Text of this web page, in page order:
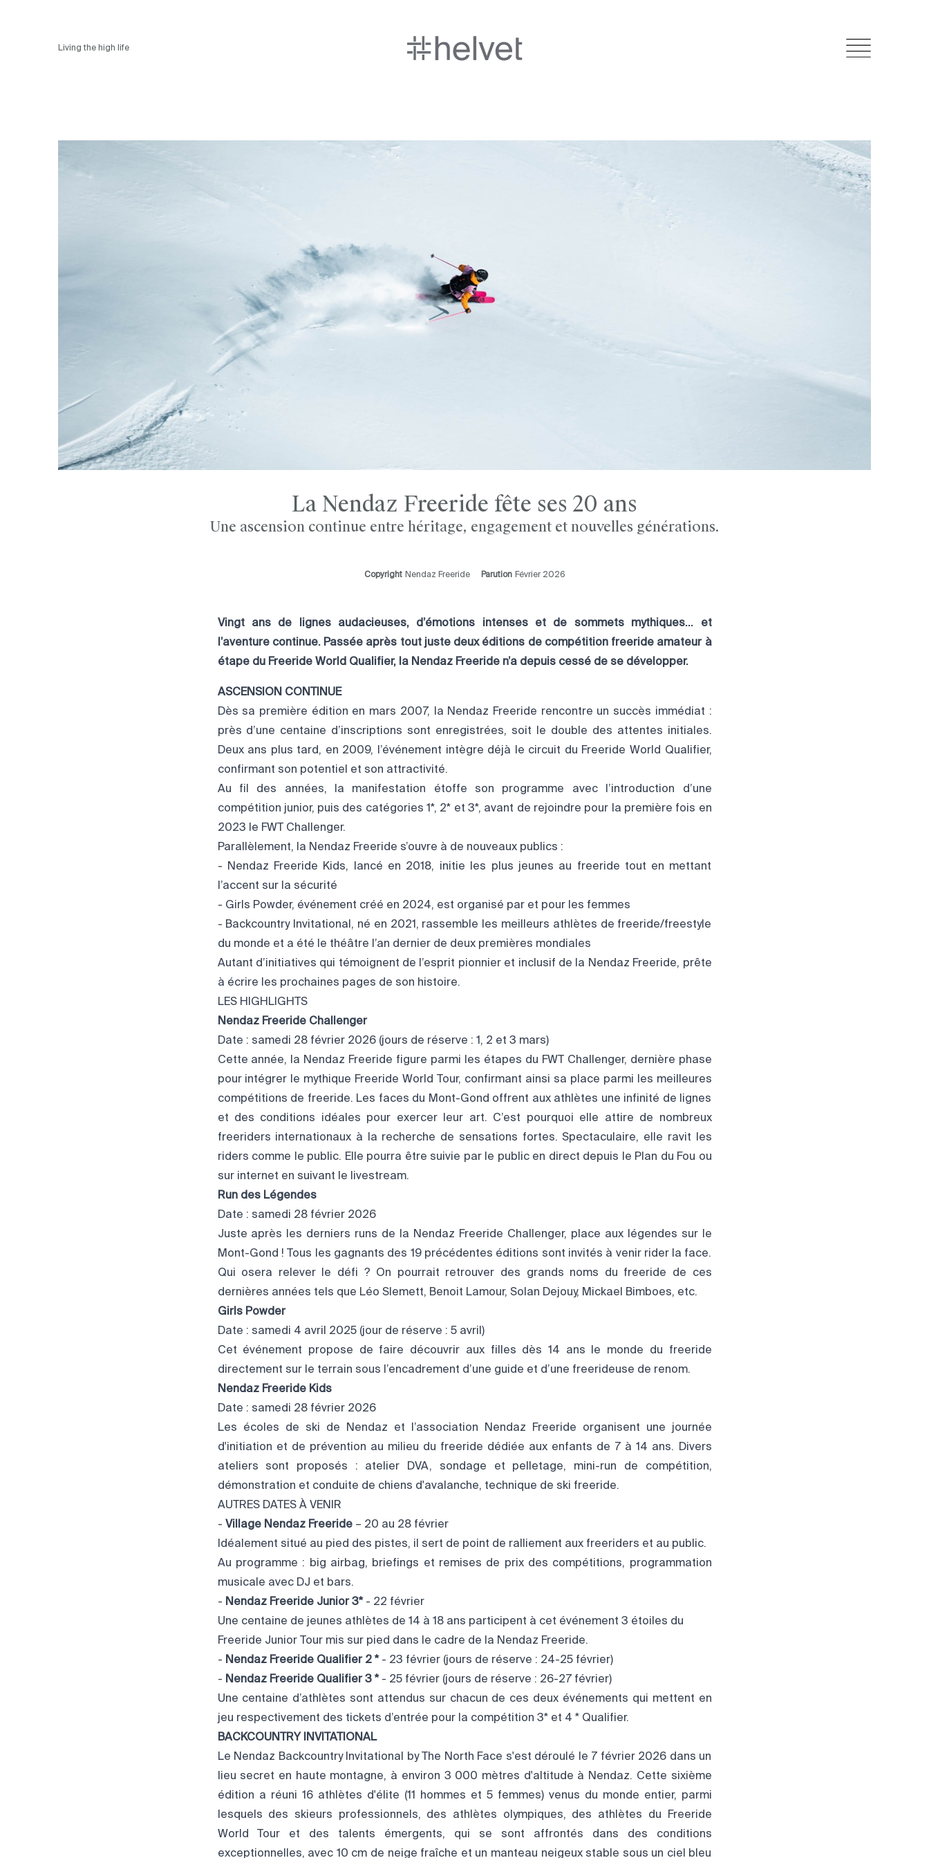
Living the high life
La Nendaz Freeride fête ses 20 ans
Une ascension continue entre héritage, engagement et nouvelles générations.
Copyright Nendaz Freeride Parution Février 2026
Vingt ans de lignes audacieuses, d’émotions intenses et de sommets mythiques… et
l’aventure continue. Passée après tout juste deux éditions de compétition freeride amateur à
étape du Freeride World Qualifier, la Nendaz Freeride n’a depuis cessé de se développer.
ASCENSION CONTINUE
Dès sa première édition en mars 2007, la Nendaz Freeride rencontre un succès immédiat :
près d’une centaine d’inscriptions sont enregistrées, soit le double des attentes initiales.
Deux ans plus tard, en 2009, l’événement intègre déjà le circuit du Freeride World Qualifier,
confirmant son potentiel et son attractivité.
Au fil des années, la manifestation étoffe son programme avec l’introduction d’une
compétition junior, puis des catégories 1*, 2* et 3*, avant de rejoindre pour la première fois en
2023 le FWT Challenger.
Parallèlement, la Nendaz Freeride s’ouvre à de nouveaux publics :
- Nendaz Freeride Kids, lancé en 2018, initie les plus jeunes au freeride tout en mettant
l’accent sur la sécurité
- Girls Powder, événement créé en 2024, est organisé par et pour les femmes
- Backcountry Invitational, né en 2021, rassemble les meilleurs athlètes de freeride/freestyle
du monde et a été le théâtre l’an dernier de deux premières mondiales
Autant d’initiatives qui témoignent de l’esprit pionnier et inclusif de la Nendaz Freeride, prête
à écrire les prochaines pages de son histoire.
LES HIGHLIGHTS
Nendaz Freeride Challenger
Date : samedi 28 février 2026 (jours de réserve : 1, 2 et 3 mars)
Cette année, la Nendaz Freeride figure parmi les étapes du FWT Challenger, dernière phase
pour intégrer le mythique Freeride World Tour, confirmant ainsi sa place parmi les meilleures
compétitions de freeride. Les faces du Mont-Gond offrent aux athlètes une infinité de lignes
et des conditions idéales pour exercer leur art. C’est pourquoi elle attire de nombreux
freeriders internationaux à la recherche de sensations fortes. Spectaculaire, elle ravit les
riders comme le public. Elle pourra être suivie par le public en direct depuis le Plan du Fou ou
sur internet en suivant le livestream.
Run des Légendes
Date : samedi 28 février 2026
Juste après les derniers runs de la Nendaz Freeride Challenger, place aux légendes sur le
Mont-Gond ! Tous les gagnants des 19 précédentes éditions sont invités à venir rider la face.
Qui osera relever le défi ? On pourrait retrouver des grands noms du freeride de ces
dernières années tels que Léo Slemett, Benoit Lamour, Solan Dejouy, Mickael Bimboes, etc.
Girls Powder
Date : samedi 4 avril 2025 (jour de réserve : 5 avril)
Cet événement propose de faire découvrir aux filles dès 14 ans le monde du freeride
directement sur le terrain sous l’encadrement d’une guide et d’une freerideuse de renom.
Nendaz Freeride Kids
Date : samedi 28 février 2026
Les écoles de ski de Nendaz et l’association Nendaz Freeride organisent une journée
d'initiation et de prévention au milieu du freeride dédiée aux enfants de 7 à 14 ans. Divers
ateliers sont proposés : atelier DVA, sondage et pelletage, mini-run de compétition,
démonstration et conduite de chiens d'avalanche, technique de ski freeride.
AUTRES DATES À VENIR
- Village Nendaz Freeride– 20 au 28 février
Idéalement situé au pied des pistes, il sert de point de ralliement aux freeriders et au public.
Au programme : big airbag, briefings et remises de prix des compétitions, programmation
musicale avec DJ et bars.
- Nendaz Freeride Junior 3*- 22 février
Une centaine de jeunes athlètes de 14 à 18 ans participent à cet événement 3 étoiles du
Freeride Junior Tour mis sur pied dans le cadre de la Nendaz Freeride.
- Nendaz Freeride Qualifier 2 *- 23 février (jours de réserve : 24-25 février)
- Nendaz Freeride Qualifier 3 *- 25 février (jours de réserve : 26-27 février)
Une centaine d’athlètes sont attendus sur chacun de ces deux événements qui mettent en
jeu respectivement des tickets d’entrée pour la compétition 3* et 4 * Qualifier.
BACKCOUNTRY INVITATIONAL
Le Nendaz Backcountry Invitational by The North Face s'est déroulé le 7 février 2026 dans un
lieu secret en haute montagne, à environ 3 000 mètres d'altitude à Nendaz. Cette sixième
édition a réuni 16 athlètes d'élite (11 hommes et 5 femmes) venus du monde entier, parmi
lesquels des skieurs professionnels, des athlètes olympiques, des athlètes du Freeride
World Tour et des talents émergents, qui se sont affrontés dans des conditions
exceptionnelles, avec 10 cm de neige fraîche et un manteau neigeux stable sous un ciel bleu